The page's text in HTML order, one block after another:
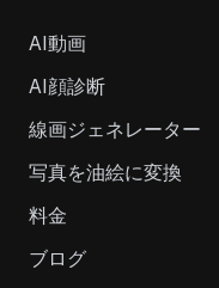
AI動画
AI顔診断
線画ジェネレーター
写真を油絵に変換
料金
ブログ